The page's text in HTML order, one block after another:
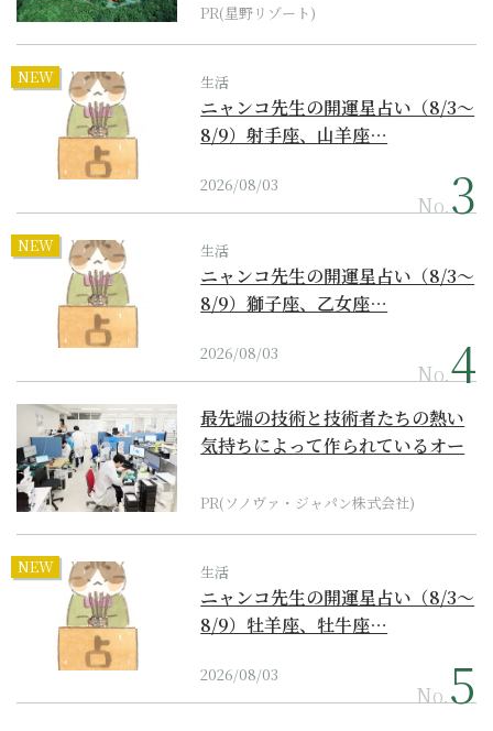
PR(星野リゾート)
NEW 生活
ニャンコ先生の開運星占い（8/3～
8/9）射手座、山羊座…
2026/08/03
No.
NEW 生活
ニャンコ先生の開運星占い（8/3～
8/9）獅子座、乙女座…
2026/08/03
No.
最先端の技術と技術者たちの熱い
気持ちによって作られているオー
PR(ソノヴァ・ジャパン株式会社)
NEW 生活
ニャンコ先生の開運星占い（8/3～
8/9）牡羊座、牡牛座…
2026/08/03
No.